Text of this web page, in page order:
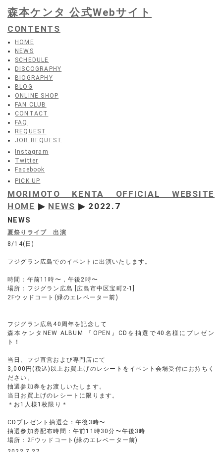
森本ケンタ 公式Webサイト
CONTENTS
HOME
NEWS
SCHEDULE
DISCOGRAPHY
BIOGRAPHY
BLOG
ONLINE SHOP
FAN CLUB
CONTACT
FAQ
REQUEST
JOB REQUEST
Instagram
Twitter
Facebook
PICK UP
MORIMOTO KENTA OFFICIAL WEBSITE
HOME ▶ NEWS ▶ 2022.7
NEWS
夏祭りライブ 出演
8/14(日)
フジグラン広島でのイベントに出演いたします。
時間：午前11時〜，午後2時〜
場所：フジグラン広島 [広島市中区宝町2-1]
2Fウッドコート(緑のエレベーター前)
フジグラン広島40周年を記念して
森本ケンタNEW ALBUM 『OPEN』CDを抽選で40名様にプレゼン
ト！
当日、フジ直営および専門店にて
3,000円(税込)以上お買上げのレシートをイベント会場受付にお持ちく
ださい。
抽選参加券をお渡しいたします。
当日お買上げのレシートに限ります。
＊お1人様1枚限り＊
CDプレゼント抽選会：午後3時〜
抽選参加券配布時間：午前11時30分〜午後3時
場所：2Fウッドコート(緑のエレベーター前)